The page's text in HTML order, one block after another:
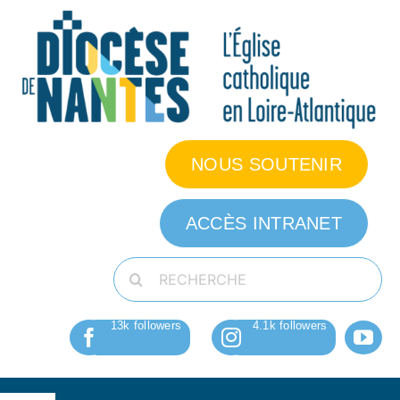
NOUS SOUTENIR
ACCÈS INTRANET
Rechercher: